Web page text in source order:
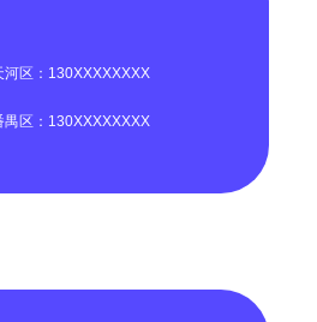
河区：130XXXXXXXX
区：130XXXXXXXX